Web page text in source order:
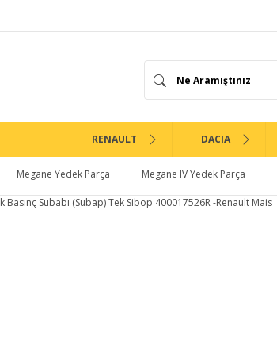
RENAULT DACIA
Megane Yedek Parça Megane IV Yedek Parça